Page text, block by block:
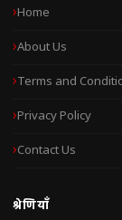
Home
About Us
Terms and
Privacy Policy
Contact Us
श्रेणियाँ